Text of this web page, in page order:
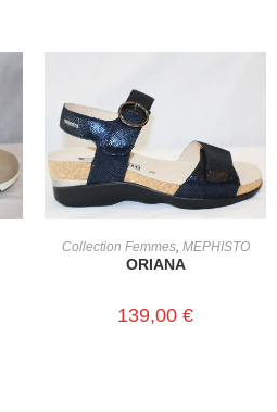
CHOIX DES OPTIONS
Collection Femmes, MEPHISTO
ORIANA
139,00 €